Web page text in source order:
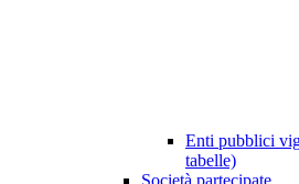
Enti pubblici
tabelle)